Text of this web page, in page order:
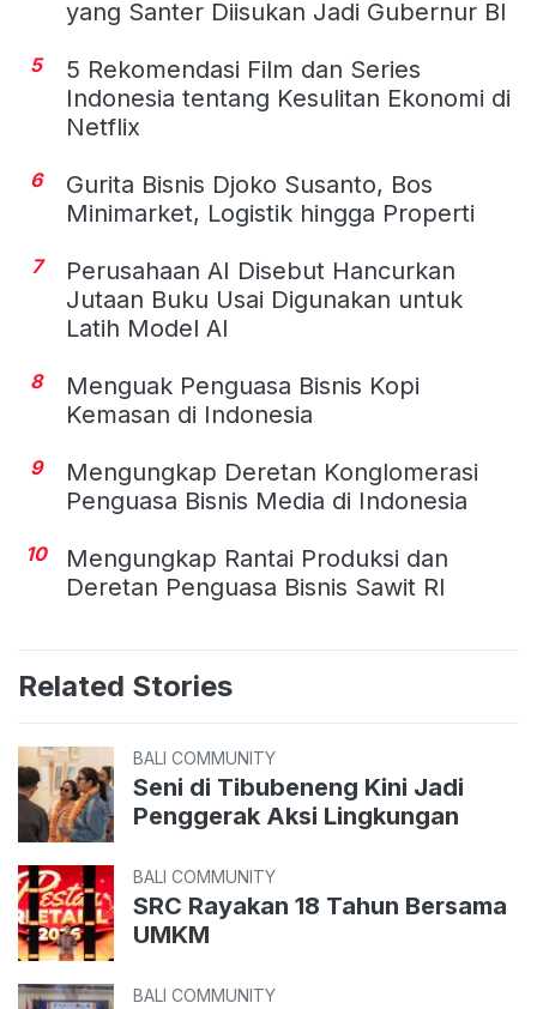
yang Santer Diisukan Jadi Gubernur BI
5
5 Rekomendasi Film dan Series
Indonesia tentang Kesulitan Ekonomi di
Netflix
6
Gurita Bisnis Djoko Susanto, Bos
Minimarket, Logistik hingga Properti
7
Perusahaan AI Disebut Hancurkan
Jutaan Buku Usai Digunakan untuk
Latih Model AI
8
Menguak Penguasa Bisnis Kopi
Kemasan di Indonesia
9
Mengungkap Deretan Konglomerasi
Penguasa Bisnis Media di Indonesia
10
Mengungkap Rantai Produksi dan
Deretan Penguasa Bisnis Sawit RI
Related Stories
BALI COMMUNITY
Seni di Tibubeneng Kini Jadi
Penggerak Aksi Lingkungan
BALI COMMUNITY
SRC Rayakan 18 Tahun Bersama
UMKM
BALI COMMUNITY